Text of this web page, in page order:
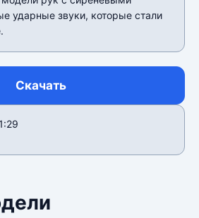
ударные звуки, которые стали
Скачать